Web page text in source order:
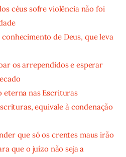
céus sofre violência não foi
de Deus, que leva
os arrependidos e esperar
eterna nas Escrituras
equivale à condenação
que só os crentes maus irão
que o juízo não seja a